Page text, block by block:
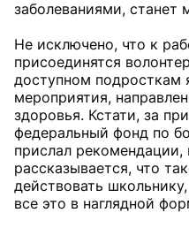
заболеваниями, станет
Не исключено, что к
присоединятся
доступном подросткам
мероприятия,
здоровья. Кстати, за
федеральный фонд по
прислал
рассказывается, что
действовать
все это в наглядной